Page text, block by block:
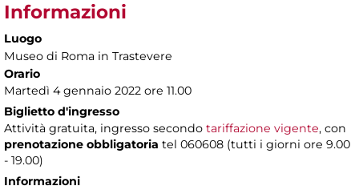
Informazioni
Luogo
Museo di Roma in Trastevere
Orario
Martedì 4 gennaio 2022 ore 11.00
Biglietto d'ingresso
Attività gratuita, ingresso secondo tariffazione vigente, con
prenotazione obbligatoria tel 060608 (tutti i giorni ore 9.00
- 19.00)
Informazioni